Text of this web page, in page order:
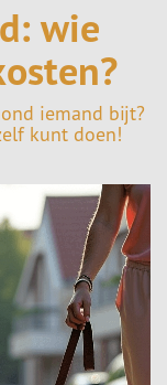
wie
iemand bijt?
kunt doen!